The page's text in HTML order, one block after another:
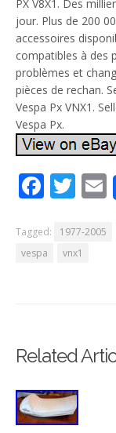
PX V8X1. Des
jour. Plus de 200
accessoires
compatibles à des
problèmes et
pièces de rechan.
Vespa Px VNX1.
Vespa Px.
Tagged: 1977-2005
vespa
vnx1
Related